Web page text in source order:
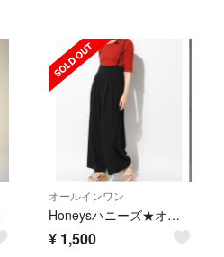
オールインワン
Honeysハニーズ★オールインワンワイドパンツ/黒L
¥ 1,500